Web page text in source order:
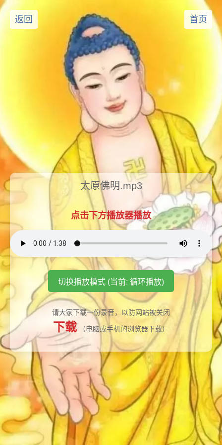
返回 首页
太原佛明.mp3
点击下方播放器播放
切换播放模式 (当前: 循环播放)
请大家下载一份录音，以防网站被关闭
下载 （电脑或手机的浏览器下载）